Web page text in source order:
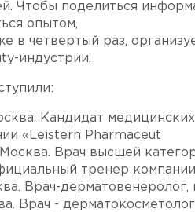
Чтобы поделиться
опытом,
в четвертый раз,
индустрии.
Кандидат
«Leistern Pharmaceut
Врач высшей
тренер
Врач-
Врач -